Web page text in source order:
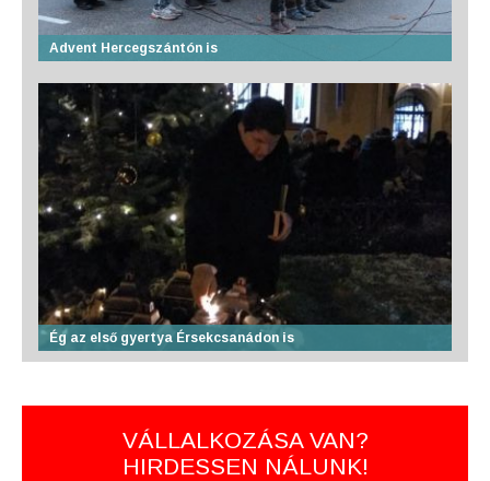
Advent Hercegszántón is
Ég az első gyertya Érsekcsanádon is
VÁLLALKOZÁSA VAN?
HIRDESSEN NÁLUNK!